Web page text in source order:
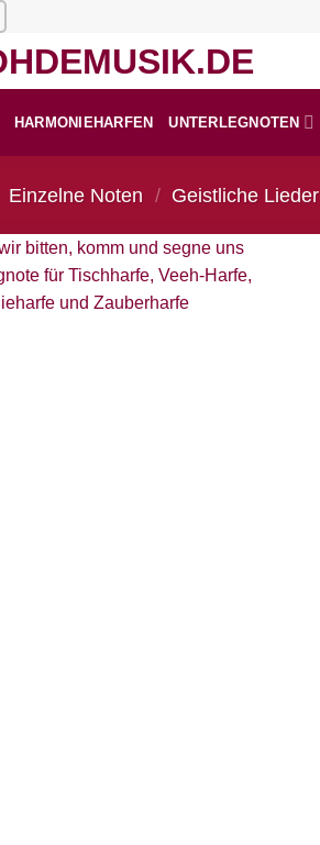
HARMONIEHARFEN UNTERLEGNOTEN
Einzelne Noten / Geistliche Lieder